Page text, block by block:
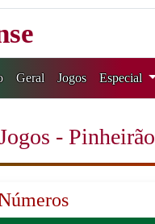
Geral Jogos Especial
- Pinheirão